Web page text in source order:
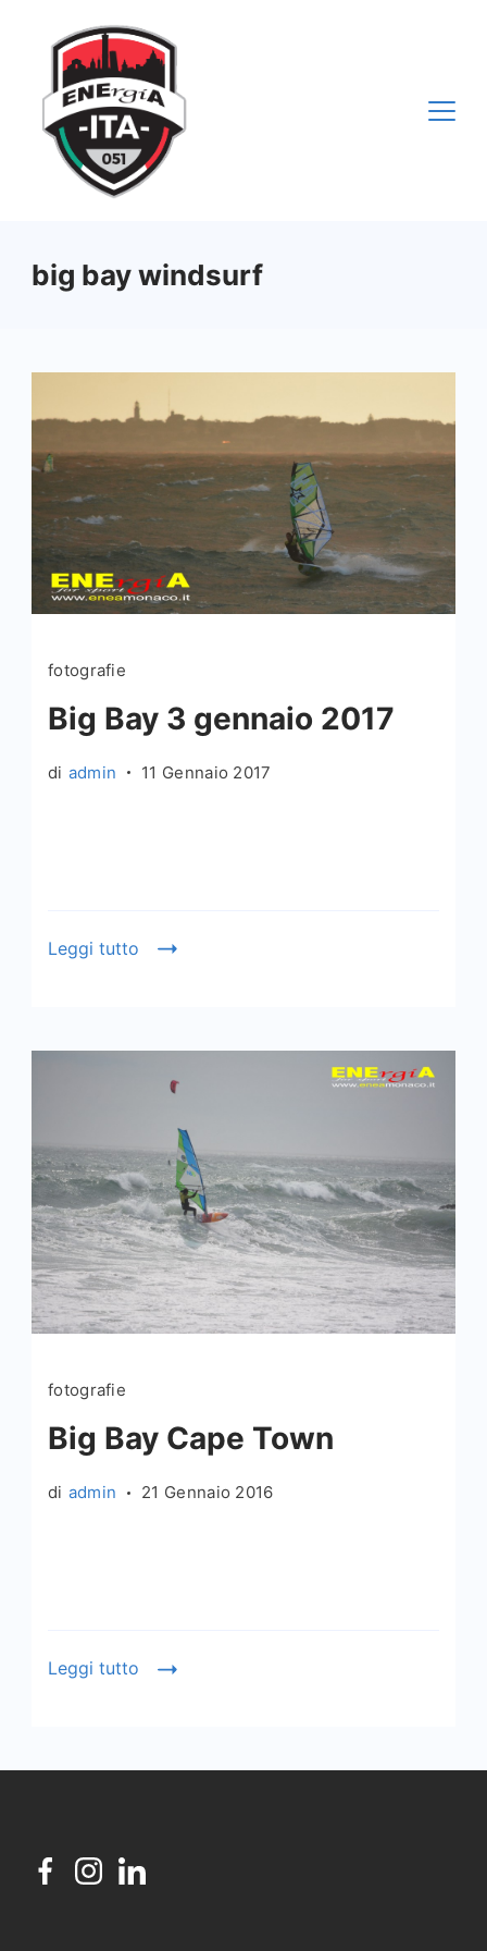
contenuto
big bay windsurf
fotografie
Big Bay 3 gennaio 2017
di admin 11 Gennaio 2017
Leggi tutto
fotografie
Big Bay Cape Town
di admin 21 Gennaio 2016
Leggi tutto